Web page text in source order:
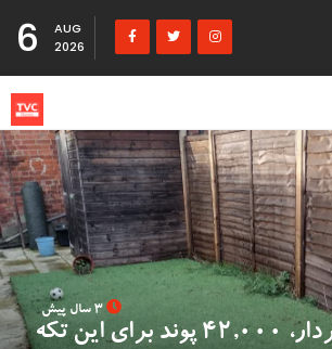
6
AUG
2026
3 سال پیش
فروشنده کلاهبردار، 42,000 پوند برای این تکه